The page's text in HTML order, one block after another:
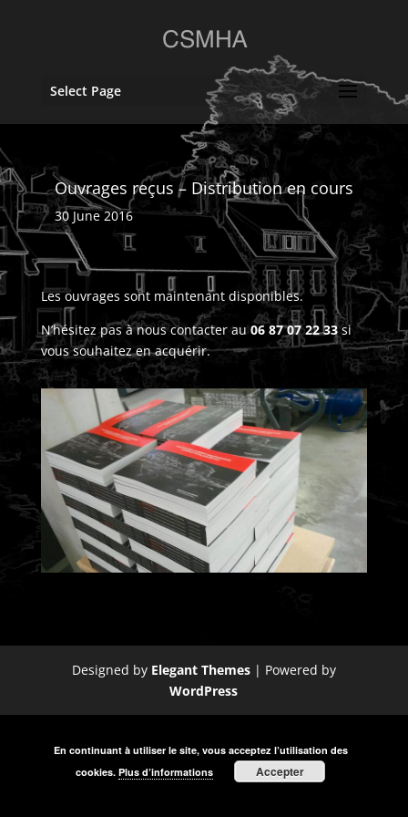
Select Page
Ouvrages reçus – Distribution en cours
30 June 2016
Les ouvrages sont maintenant disponibles.
N’hésitez pas à nous contacter au06 87 07 22 33si
vous souhaitez en acquérir.
Designed by Elegant Themes| Powered by
WordPress
En continuant à utiliser le site, vous acceptez l’utilisation des
cookies.Plus d’informations Accepter